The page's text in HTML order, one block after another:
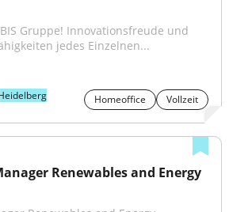
Gruppe! Innovationsfreude und
jedes Einzelnen...
Homeoffice Vollzeit
Renewables and Energy